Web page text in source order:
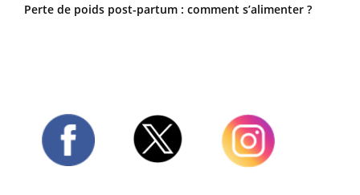
Perte de poids post-partum : comment s’alimenter ?